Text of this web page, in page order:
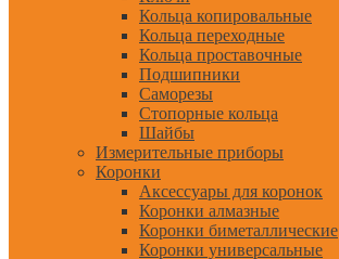
Кольца копировальные
Кольца переходные
Кольца проставочные
Подшипники
Саморезы
Стопорные кольца
Шайбы
Измерительные приборы
Коронки
Аксессуары для коронок
Коронки алмазные
Коронки биметаллические
Коронки универсальные